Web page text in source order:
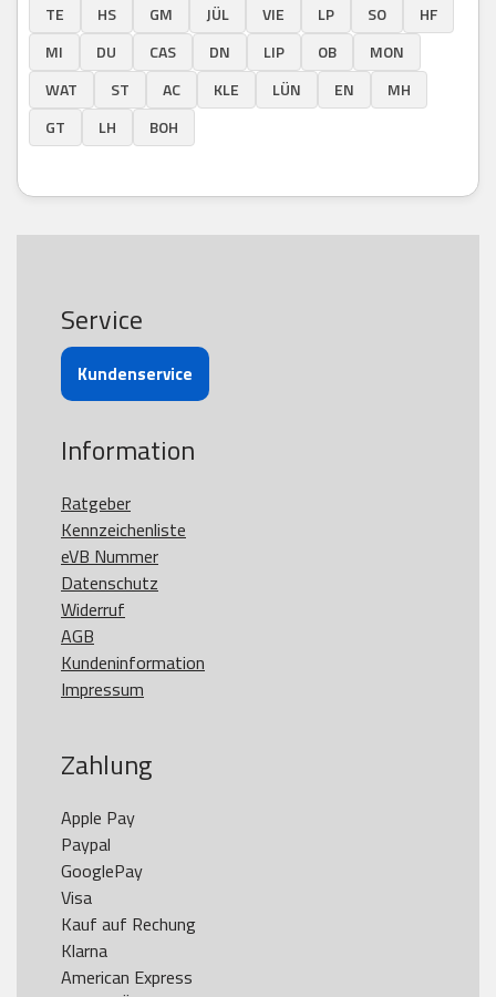
TE
HS GM JÜL VIE LP SO
HF
MI
DU CAS DN LIP OB
MON
WAT
ST AC KLE LÜN EN
MH
GT
LH BOH
Service
Kundenservice
Information
Ratgeber
Kennzeichenliste
eVB Nummer
Datenschutz
Widerruf
AGB
Kundeninformation
Impressum
Zahlung
Apple Pay
Paypal
GooglePay
Visa
Kauf auf Rechung
Klarna
American Express